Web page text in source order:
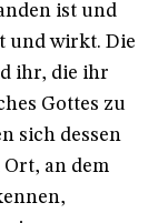
ist und
und wirkt. Die
ihr, die ihr
Gottes zu
sich dessen
an dem